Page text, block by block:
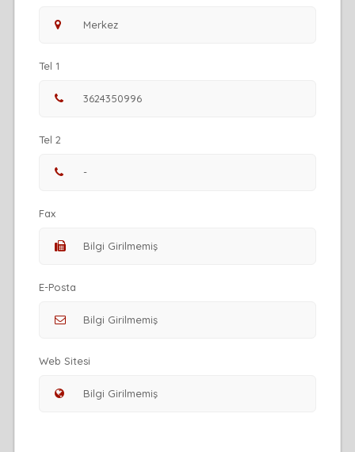
Tel 1
Tel 2
Fax
E-Posta
Web Sitesi